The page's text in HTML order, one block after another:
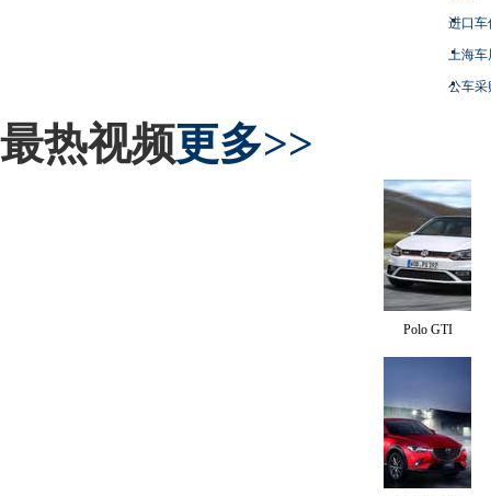
进口车
上海
公车采
最热视频更多>>
Polo GTI